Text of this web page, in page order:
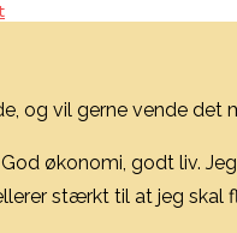
og vil gerne vende det
økonomi, godt liv.
stærkt til at jeg